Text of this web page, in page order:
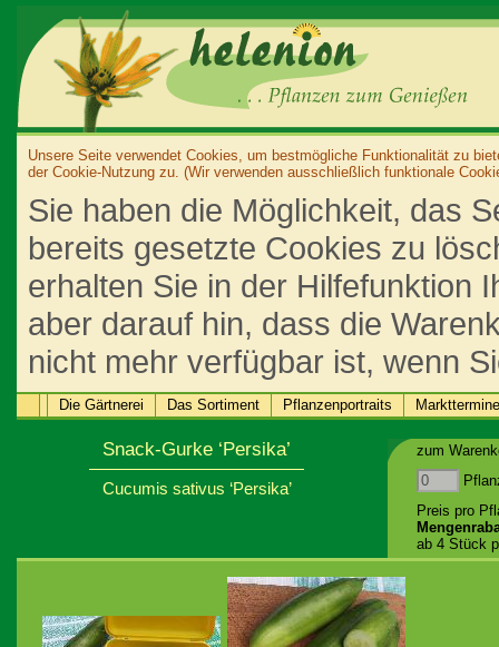
Unsere Seite verwendet Cookies, um bestmögliche Funktionalität zu
der Cookie-Nutzung zu. (Wir verwenden ausschließlich funktionale
Sie haben die Möglichkeit, das
bereits gesetzte Cookies zu
erhalten Sie in der Hilfefunktion
aber darauf hin, dass die
nicht mehr verfügbar ist, wenn
Die Gärtnerei Das Sortiment Pflanzenportraits Markttermine
Snack-Gurke ‘Persika’
Cucumis sativus ‘Persika’
zum
Preis pro
ab 4 Stück